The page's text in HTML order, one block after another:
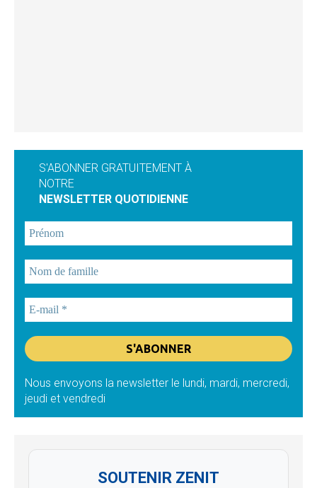
S'ABONNER GRATUITEMENT À
NOTRE
NEWSLETTER QUOTIDIENNE
Nous envoyons la newsletter le lundi, mardi, mercredi,
jeudi et vendredi
SOUTENIR ZENIT